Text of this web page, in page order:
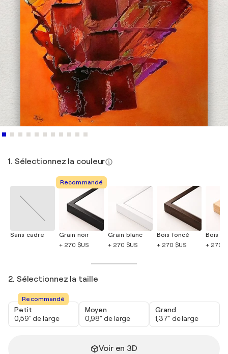
1. Sélectionnez la couleur
Sans cadre
Recommandé
Grain noir
+ 270 $US
Grain blanc
+ 270 $US
Bois foncé
+ 270 $US
Bois
+ 270
2. Sélectionnez la taille
Recommandé
Petit
0,59" de large
Moyen
0,98" de large
Grand
1,37" de large
Voir en 3D